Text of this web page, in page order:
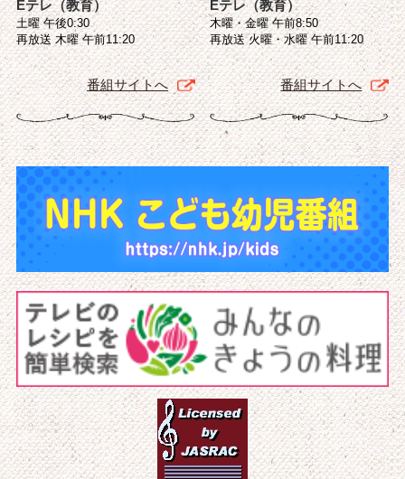
Eテレ（教育）
土曜 午後0:30
再放送 木曜 午前11:20
番組サイトへ
Eテレ（教育）
木曜・金曜 午前8:50
再放送 火曜・水曜 午前11:20
番組サイトへ